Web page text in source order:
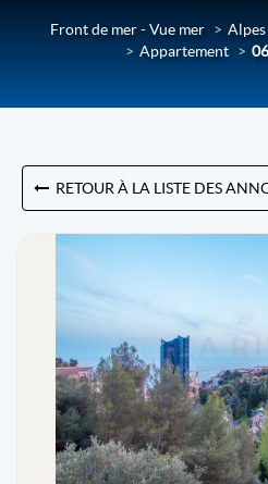
Front de mer - Vue mer
Appartement
RETOUR À LA LISTE DES